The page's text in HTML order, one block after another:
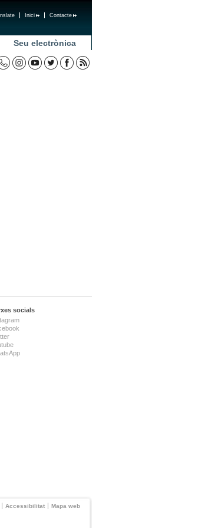
Contacte
Inici
Seu electrònica
socials
Accessibilitat Mapa web